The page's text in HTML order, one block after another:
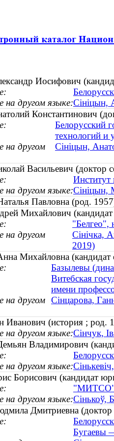
Иосифович
другом языке:Сініцын,
Константинович
Белорусский
технологий и
другом
Сініцын,
Васильевич (доктор
другом языке:Сініцын,
Павловна (род.
Михайлович (кандидат
"Белгео",
другом
Сінічка,
2019)
Михайловна (кандидат
Базылевы
Витебская
имени
другом Сінцарова,
Иванович (история ; род.
другом языке:Сінчук,
Владимирович
другом языке:
Борисович (кандидат
"МИТСО",
другом языке:Сінькоў,
Дмитриевна (доктор
Бугаевы